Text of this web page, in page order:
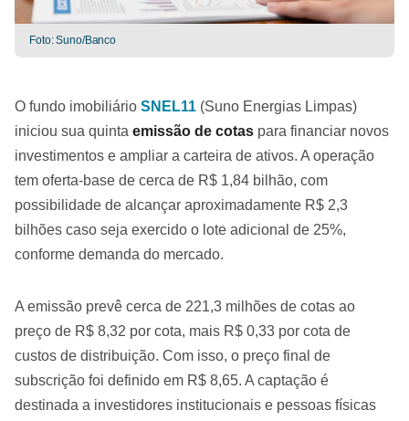
Foto: Suno/Banco
O fundo imobiliário SNEL11 (Suno Energias Limpas)
iniciou sua quinta emissão de cotas para financiar novos
investimentos e ampliar a carteira de ativos. A operação
tem oferta-base de cerca de R$ 1,84 bilhão, com
possibilidade de alcançar aproximadamente R$ 2,3
bilhões caso seja exercido o lote adicional de 25%,
conforme demanda do mercado.
A emissão prevê cerca de 221,3 milhões de cotas ao
preço de R$ 8,32 por cota, mais R$ 0,33 por cota de
custos de distribuição. Com isso, o preço final de
subscrição foi definido em R$ 8,65. A captação é
destinada a investidores institucionais e pessoas físicas